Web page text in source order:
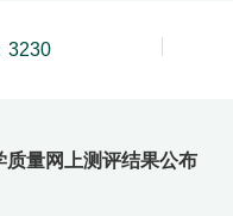
3230
量网上测评结果公布